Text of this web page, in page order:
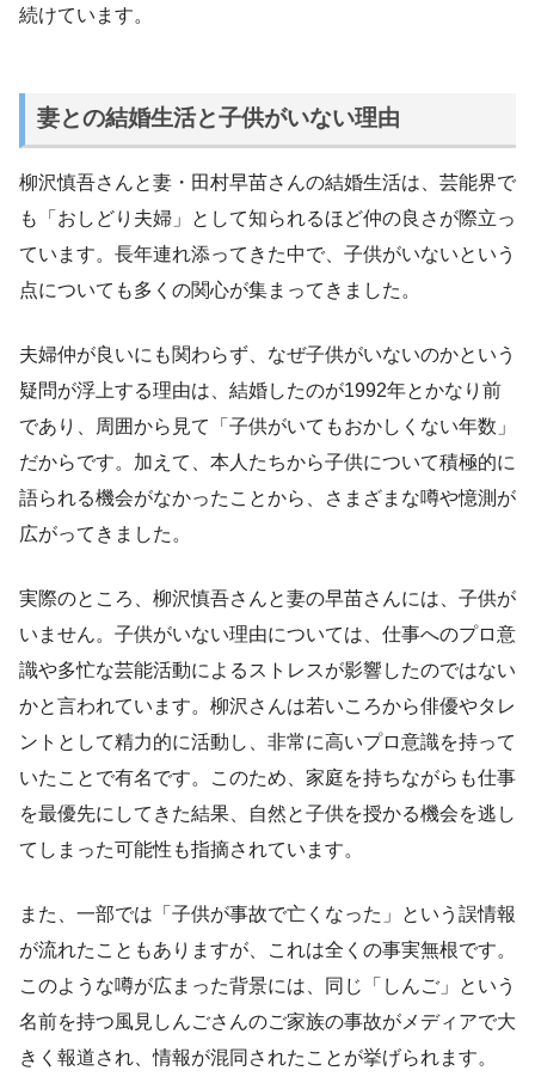
続けています。
妻との結婚生活と子供がいない理由
柳沢慎吾さんと妻・田村早苗さんの結婚生活は、芸能界で
も「おしどり夫婦」として知られるほど仲の良さが際立っ
ています。長年連れ添ってきた中で、子供がいないという
点についても多くの関心が集まってきました。
夫婦仲が良いにも関わらず、なぜ子供がいないのかという
疑問が浮上する理由は、結婚したのが1992年とかなり前
であり、周囲から見て「子供がいてもおかしくない年数」
だからです。加えて、本人たちから子供について積極的に
語られる機会がなかったことから、さまざまな噂や憶測が
広がってきました。
実際のところ、柳沢慎吾さんと妻の早苗さんには、子供が
いません。子供がいない理由については、仕事へのプロ意
識や多忙な芸能活動によるストレスが影響したのではない
かと言われています。柳沢さんは若いころから俳優やタレ
ントとして精力的に活動し、非常に高いプロ意識を持って
いたことで有名です。このため、家庭を持ちながらも仕事
を最優先にしてきた結果、自然と子供を授かる機会を逃し
てしまった可能性も指摘されています。
また、一部では「子供が事故で亡くなった」という誤情報
が流れたこともありますが、これは全くの事実無根です。
このような噂が広まった背景には、同じ「しんご」という
名前を持つ風見しんごさんのご家族の事故がメディアで大
きく報道され、情報が混同されたことが挙げられます。